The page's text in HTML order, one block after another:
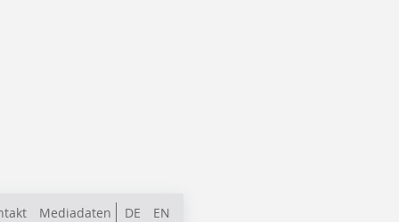
DE EN
Mediadaten